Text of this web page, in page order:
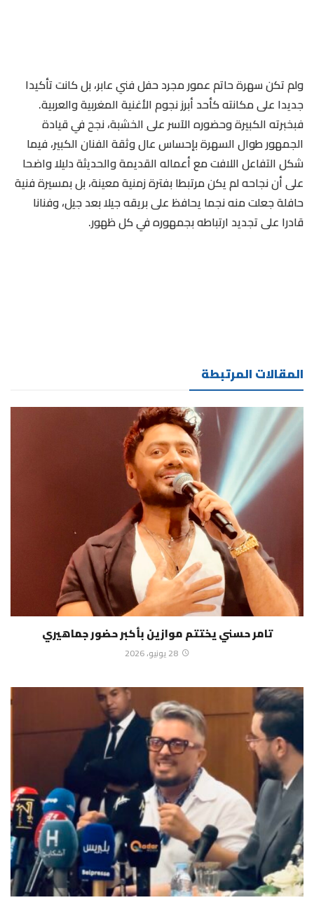
ولم تكن سهرة حاتم عمور مجرد حفل فني عابر، بل كانت تأكيدا
جديدا على مكانته كأحد أبرز نجوم الأغنية المغربية والعربية.
فبخبرته الكبيرة وحضوره الآسر على الخشبة، نجح في قيادة
الجمهور طوال السهرة بإحساس عال وثقة الفنان الكبير، فيما
شكل التفاعل اللافت مع أعماله القديمة والحديثة دليلا واضحا
على أن نجاحه لم يكن مرتبطا بفترة زمنية معينة، بل بمسيرة فنية
حافلة جعلت منه نجما يحافظ على بريقه جيلا بعد جيل، وفنانا
قادرا على تجديد ارتباطه بجمهوره في كل ظهور.
المقالات المرتبطة
تامر حسني يختتم موازين بأكبر حضور جماهيري
28 يونيو، 2026